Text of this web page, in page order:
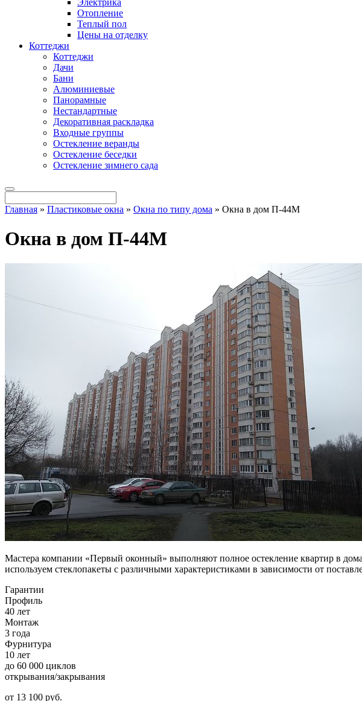
Электрика
Отопление
Теплый пол
Цены на отделку
Коттеджи
Коттеджи
Дачи
Бани
Алюминиевые
Панорамные
Нестандартные
Декоративная раскладка
Входные группы
Остекление веранды
Остекление беседки
Остекление зимнего сада
Главная » Пластиковые окна » Окна по типу дома » Окна в дом П-44М
Окна в дом П-44М
Мастера компании «Первый оконный» выполняют полное остекление квартир в
используем стеклопакеты с различными характеристиками в зависимости от
Гарантии
Профиль
40 лет
Монтаж
3 года
Фурнитура
10 лет
до 60 000 циклов
открывания/закрывания
от 13 100 pуб.